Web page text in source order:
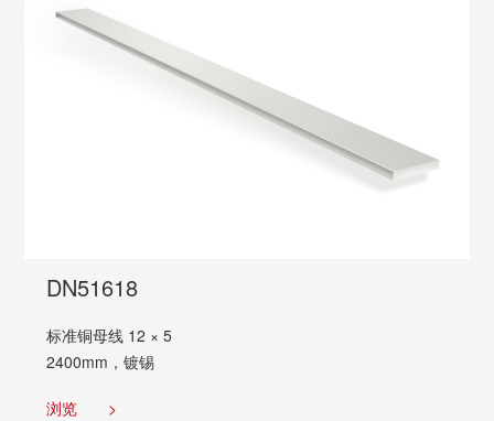
DN51618
标准铜母线 12 × 5
2400mm，镀锡
浏览 >